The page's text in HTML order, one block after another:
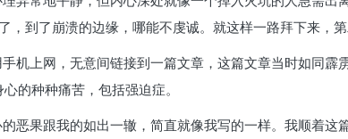
到了崩溃的边缘，哪能不虔诚。就这样一路拜下来，第
机上网，无意间链接到一篇文章，这篇文章当时如同霹
的种种痛苦，包括强迫症。
恶果跟我的如出一辙，简直就像我写的一样。我顺着这